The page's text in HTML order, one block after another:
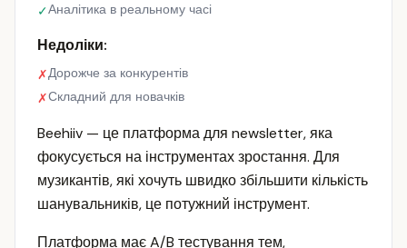
✓Аналітика в реальному часі
Недоліки:
✗Дорожче за конкурентів
✗Складний для новачків
Beehiiv — це платформа для newsletter, яка
фокусується на інструментах зростання. Для
музикантів, які хочуть швидко збільшити кількість
шанувальників, це потужний інструмент.
Платформа має A/B тестування тем,